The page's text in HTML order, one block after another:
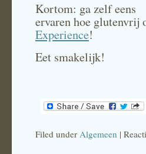
Kortom: ga zelf eens
ervaren hoe glutenvrij
Experience!
Eet smakelijk!
Filed under Algemeen |